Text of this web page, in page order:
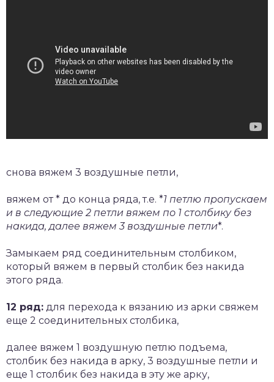
снова вяжем 3 воздушные петли,
вяжем от * до конца ряда, т.е. *1 петлю пропускаем
и в следующие 2 петли вяжем по 1 столбику без
накида, далее вяжем 3 воздушные петли*.
Замыкаем ряд соединительным столбиком,
который вяжем в первый столбик без накида
этого ряда.
12 ряд: для перехода к вязанию из арки свяжем
еще 2 соединительных столбика,
далее вяжем 1 воздушную петлю подъема,
столбик без накида в арку, 3 воздушные петли и
еще 1 столбик без накида в эту же арку,